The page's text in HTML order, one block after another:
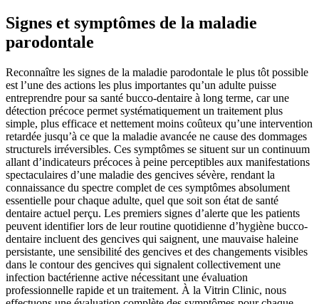
Signes et symptômes de la maladie
parodontale
Reconnaître les signes de la maladie parodontale le plus tôt possible
est l’une des actions les plus importantes qu’un adulte puisse
entreprendre pour sa santé bucco-dentaire à long terme, car une
détection précoce permet systématiquement un traitement plus
simple, plus efficace et nettement moins coûteux qu’une intervention
retardée jusqu’à ce que la maladie avancée ne cause des dommages
structurels irréversibles. Ces symptômes se situent sur un continuum
allant d’indicateurs précoces à peine perceptibles aux manifestations
spectaculaires d’une maladie des gencives sévère, rendant la
connaissance du spectre complet de ces symptômes absolument
essentielle pour chaque adulte, quel que soit son état de santé
dentaire actuel perçu. Les premiers signes d’alerte que les patients
peuvent identifier lors de leur routine quotidienne d’hygiène bucco-
dentaire incluent des gencives qui saignent, une mauvaise haleine
persistante, une sensibilité des gencives et des changements visibles
dans le contour des gencives qui signalent collectivement une
infection bactérienne active nécessitant une évaluation
professionnelle rapide et un traitement. À la Vitrin Clinic, nous